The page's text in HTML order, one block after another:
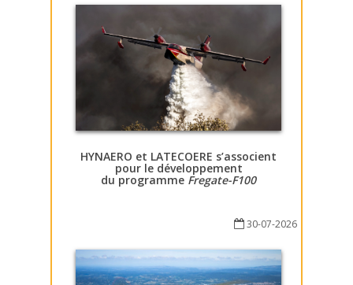
HYNAERO et LATECOERE s’associent
pour le développement
du programme Fregate-F100
30-07-2026